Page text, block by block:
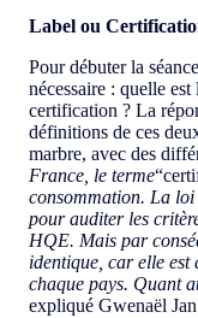
Label ou
Pour débuter la
nécessaire : quelle
certification ? La
définitions de ces
marbre, avec des
France, le terme
consommation. La loi
pour auditer les
HQE. Mais par
identique, car elle
chaque pays. Quant
expliqué Gwenaël